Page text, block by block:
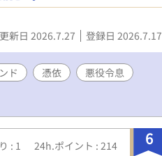
援していただけると嬉しいで
新日 2026.7.27 登録日 2026.7.17
ド 憑依
悪役令息
6
: 1 24h.ポイント : 214